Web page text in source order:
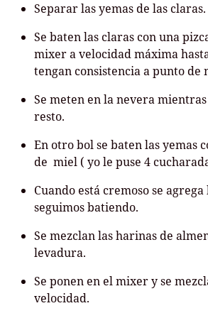
Separar las yemas de las claras.
Se baten las claras con una
mixer a velocidad máxima
tengan consistencia a punto de
Se meten en la nevera
resto.
En otro bol se baten las yemas
de miel ( yo le puse 4
Cuando está cremoso se
seguimos batiendo.
Se mezclan las harinas de
levadura.
Se ponen en el mixer y se
velocidad.